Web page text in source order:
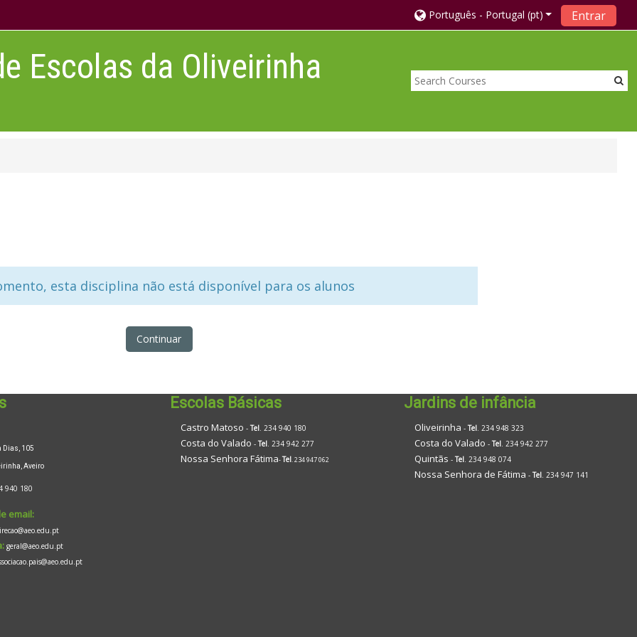
Português - Portugal ‎(pt)‎ Entrar
Escolas da Oliveirinha
esta disciplina não está disponível para os alunos
Continuar
105
Aveiro
940 180
email:
geral@aeo.edu.pt
Escolas Básicas
Castro Matoso - Tel. 234 940 180
Costa do Valado - Tel. 234 942 277
Nossa Senhora Fátima-Tel. 234 947 062
Jardins de infância
Oliveirinha -Tel. 234 948 323
Costa do Valado -Tel. 234 942 277
Quintãs -Tel. 234 948 074
Nossa Senhora de Fátima -Tel. 234 947 141